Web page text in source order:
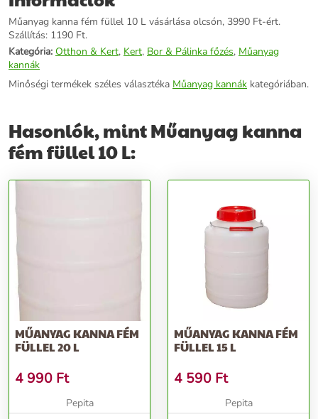
Műanyag kanna fém füllel 10 L vásárlása olcsón, 3990 Ft-ért.
Szállítás: 1190 Ft.
Kategória: Otthon & Kert, Kert, Bor & Pálinka főzés, Műanyag
kannák
Minőségi termékek széles választéka Műanyag kannák kategóriában.
Hasonlók, mint Műanyag kanna
fém füllel 10 L:
MŰANYAG KANNA FÉM
FÜLLEL 20 L
4 990 Ft
Pepita
MŰANYAG KANNA FÉM
FÜLLEL 15 L
4 590 Ft
Pepita